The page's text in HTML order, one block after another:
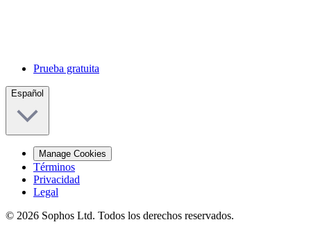
Prueba gratuita
Español
Manage Cookies
Términos
Privacidad
Legal
© 2026 Sophos Ltd. Todos los derechos reservados.